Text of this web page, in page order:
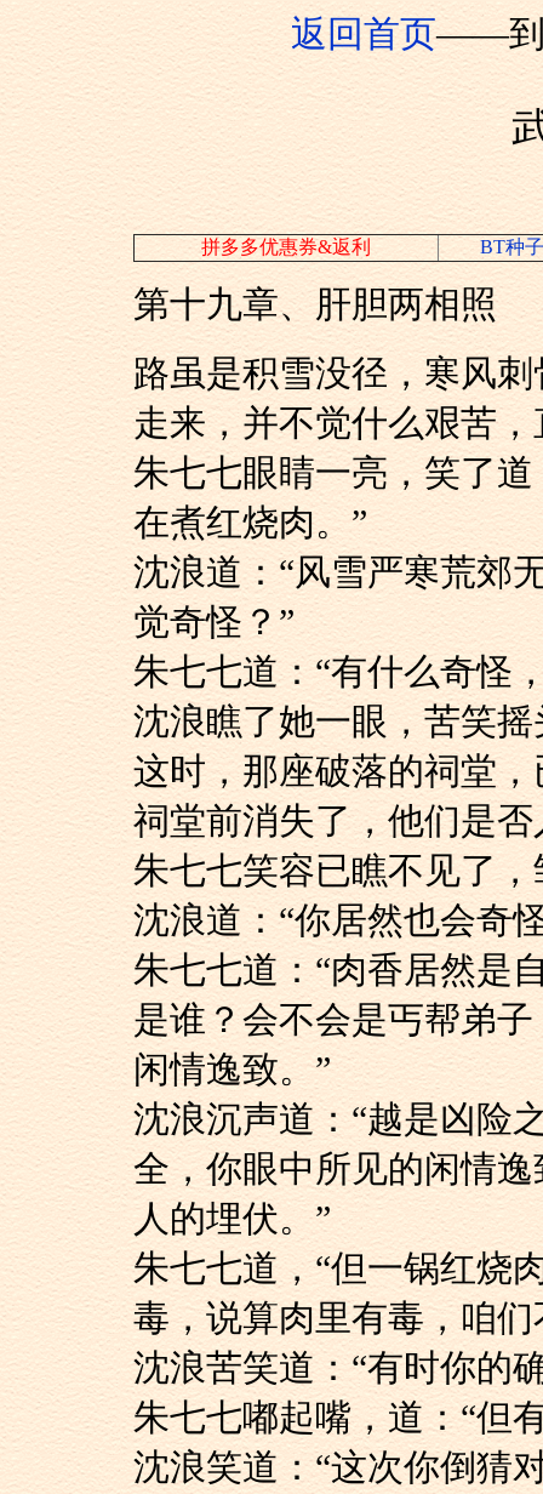
返回首页——到
拼多多优惠券&返利 BT种
第十九章、肝胆两相照
路虽是积雪没径，寒
走来，并不觉什么艰苦
朱七七眼睛一亮，笑
在煮红烧肉。”
沈浪道：“风雪严寒荒
觉奇怪？”
朱七七道：“有什么奇
沈浪瞧了她一眼，苦笑
这时，那座破落的祠
祠堂前消失了，他们是
朱七七笑容已瞧不见
沈浪道：“你居然也会奇
朱七七道：“肉香居然
是谁？会不会是丐帮弟
闲情逸致。”
沈浪沉声道：“越是凶
全，你眼中所见的闲情
人的埋伏。”
朱七七道，“但一锅红
毒，说算肉里有毒，咱
沈浪苦笑道：“有时你
朱七七嘟起嘴，道：“
沈浪笑道：“这次你倒猜